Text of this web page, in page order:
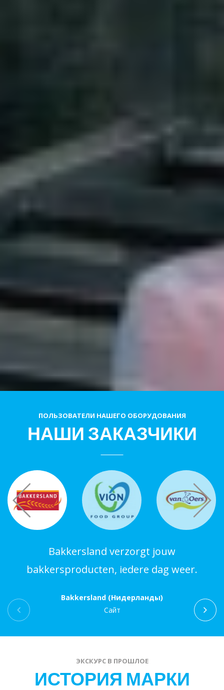
ПОЛЬЗОВАТЕЛИ НАШЕГО ОБОРУДОВАНИЯ
НАШИ ЗАКАЗЧИКИ
Bakkersland verzorgt jouw
bakkersproducten, iedere dag weer.
Bakkersland (Нидерланды)
Сайт
ЭКСКУРС В ПРОШЛОЕ
ИСТОРИЯ МАРКИ